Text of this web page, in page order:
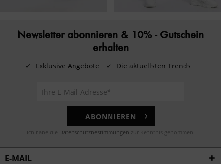
Newsletter abonnieren & 10% - Gutschein
erhalten
✓ Exklusive Angebote ✓ Die aktuellsten Trends
ABONNIEREN
Ich habe die Datenschutzbestimmungen zur Kenntnis genommen.
E-MAIL